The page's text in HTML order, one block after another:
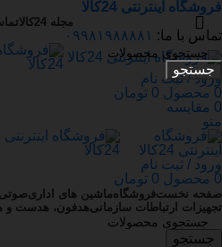
فروشگاه اینترنتی 24کالا
مجله 24کالا
تماس با ما: ۰۹۹۸۱۹۸۸۸۸۱
ورود / ثبت نام
0 محصول 0 تومان
0 مقایسه
منو
ورود / ثبت نام
0 محصول 0 تومان
صفحه نخستفروشگاهماشین های اداری
تجهیزات ارتباطات سازمانیهدفون، هدست و
جستجو
جستجو